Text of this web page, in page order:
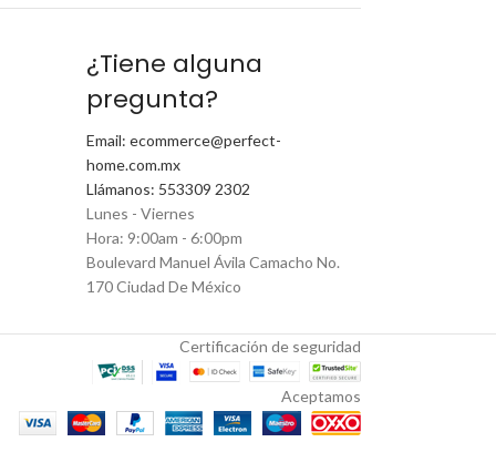
¿Tiene alguna
pregunta?
Email: ecommerce@perfect-
home.com.mx
Llámanos: 553309 2302
Lunes - Viernes
Hora: 9:00am - 6:00pm
Boulevard Manuel Ávila Camacho No.
170 Ciudad De México
Certificación de seguridad
Aceptamos